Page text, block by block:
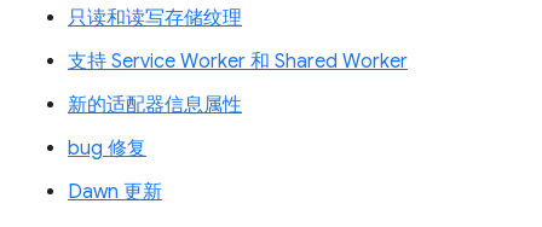
只读和读写存储纹理
支持 Service Worker 和 Shared Worker
新的适配器信息属性
bug 修复
Dawn 更新